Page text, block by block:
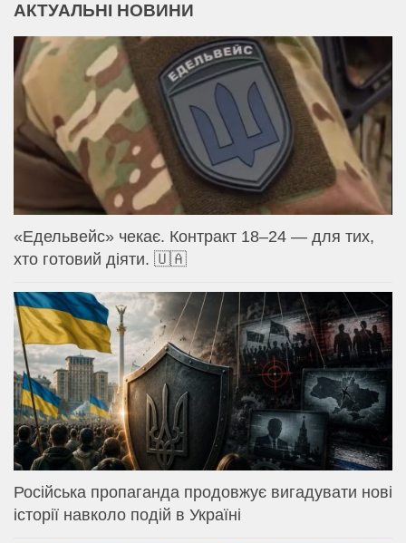
АКТУАЛЬНІ НОВИНИ
«Едельвейс» чекає. Контракт 18–24 — для тих,
хто готовий діяти. 🇺🇦
Російська пропаганда продовжує вигадувати нові
історії навколо подій в Україні